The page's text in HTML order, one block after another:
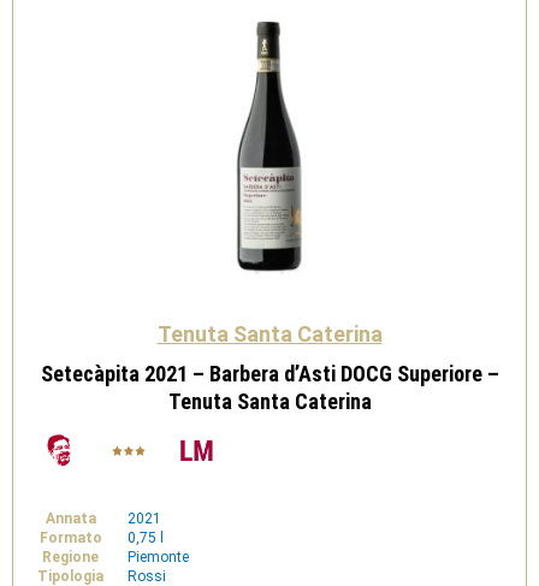
Tenuta Santa Caterina
Setecàpita 2021 – Barbera d’Asti DOCG Superiore –
Tenuta Santa Caterina
Annata
2021
Formato
0,75 l
Regione
Piemonte
Tipologia
Rossi